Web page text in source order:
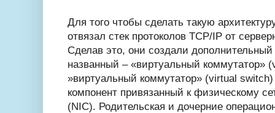
Для того чтобы сделать такую
отвязал стек протоколов TCP/IP от
Сделав это, они создали дополнительный
названный – «виртуальный коммутатор»
»виртуальный коммутатор» (virtual
компонент привязанный к физическому
(NIC). Родительская и дочерние